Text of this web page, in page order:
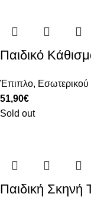
Παιδικό
Έπιπλο,
51,90€
Sold out
Παιδική Σκηνή